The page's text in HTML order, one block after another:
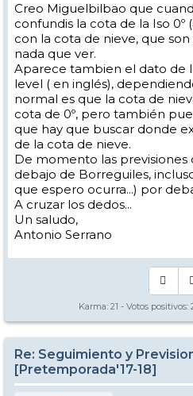
Creo Miguelbilbao que
confundis la cota de la Iso 0º
con la cota de nieve, que
nada que ver.
Aparece tambien el dato de
level ( en inglés),
normal es que la cota de
cota de 0º, pero también
que hay que buscar donde
de la cota de nieve.
De momento las previsiones
debajo de Borreguiles,
que espero ocurra...) por
A cruzar los dedos...
Un saludo,
Antonio Serrano
Karma: 21 - Votos positivos:
Re: Seguimiento y
[Pretemporada'17-18]